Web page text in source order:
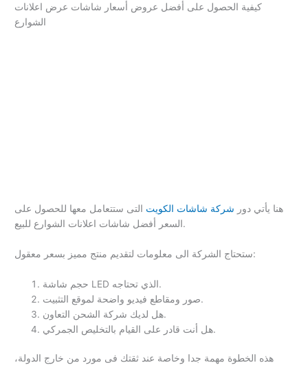
كيفية الحصول على أفضل عروض أسعار شاشات عرض اعلانات
الشوارع
هنا يأتي دور شركة شاشات الكويت التى ستتعامل معها للحصول على
السعر أفضل شاشات اعلانات الشوارع للبيع.
ستحتاج الشركة الى معلومات لتقديم منتج مميز بسعر معقول:
حجم شاشة LED الذي تحتاجه.
صور ومقاطع فيديو واضحة لموقع التثبيت.
هل لديك شركة الشحن التعاون.
هل أنت قادر على القيام بالتخليص الجمركي.
هذه الخطوة مهمة جدا وخاصة عند ثقتك فى مورد من خارج الدولة،